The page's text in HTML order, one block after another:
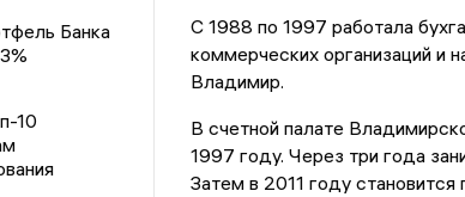
Банка
10
С 1988 по 1997 работала
коммерческих организаций и
Владимир.
В счетной палате
1997 году. Через три года
Затем в 2011 году становится